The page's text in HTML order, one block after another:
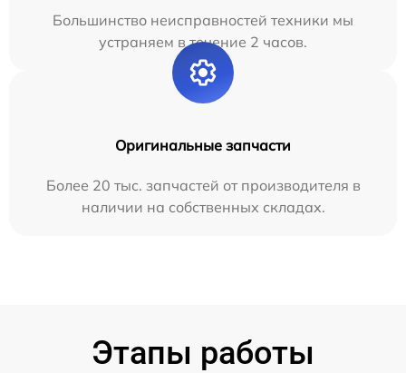
Большинство неисправностей техники мы
устраняем в течение 2 часов.
Оригинальные запчасти
Более 20 тыс. запчастей от производителя в
наличии на собственных складах.
Этапы работы